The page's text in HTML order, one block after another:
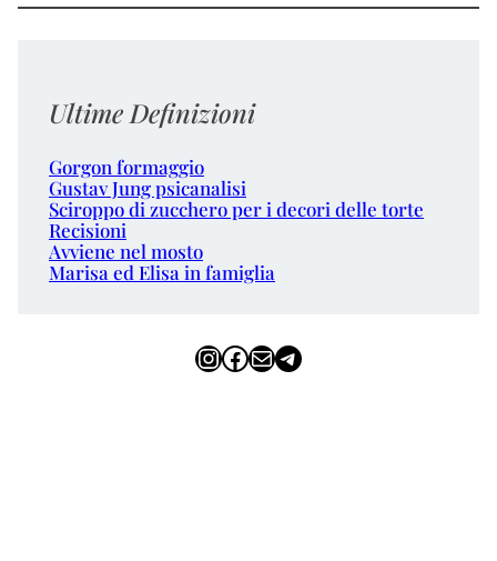
Ultime Definizioni
Gorgon formaggio
Gustav Jung psicanalisi
Sciroppo di zucchero per i decori delle torte
Recisioni
Avviene nel mosto
Marisa ed Elisa in famiglia
InstagramFacebook Email Telegram